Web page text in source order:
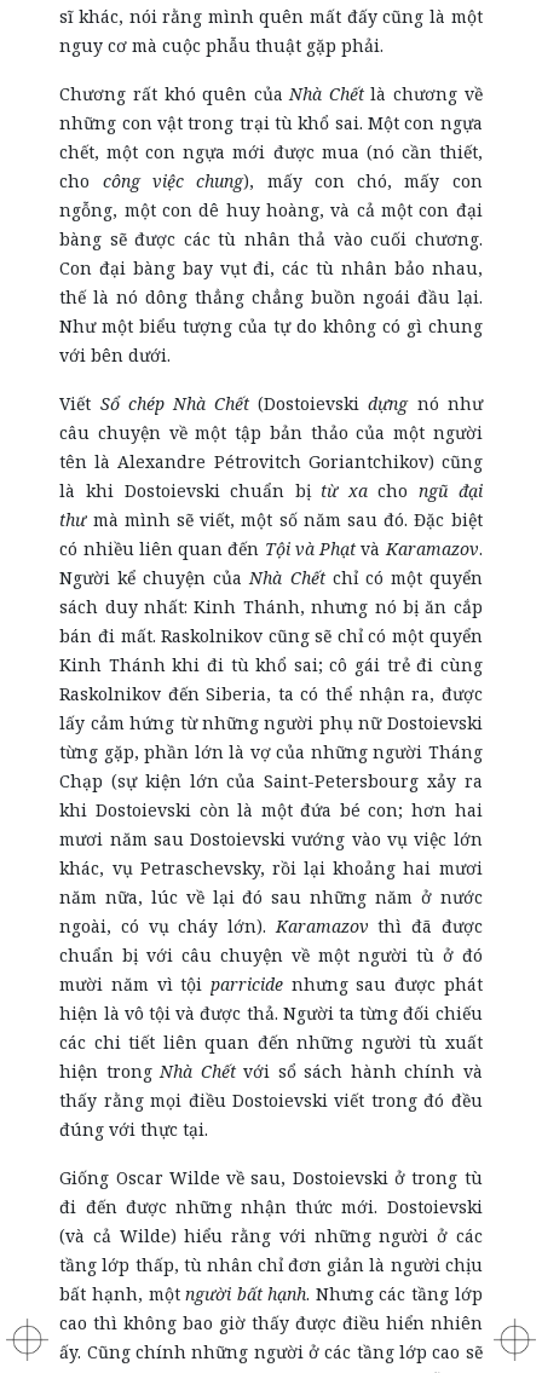
sĩ khác, nói rằng mình quên mất đấy cũng là một
nguy cơ mà cuộc phẫu thuật gặp phải.
Chương rất khó quên củaNhà Chếtlà chương về
những con vật trong trại tù khổ sai. Một con ngựa
chết, một con ngựa mới được mua (nó cần thiết,
cho công việc chung), mấy con chó, mấy con
ngỗng, một con dê huy hoàng, và cả một con đại
bàng sẽ được các tù nhân thả vào cuối chương.
Con đại bàng bay vụt đi, các tù nhân bảo nhau,
thế là nó dông thẳng chẳng buồn ngoái đầu lại.
Như một biểu tượng của tự do không có gì chung
với bên dưới.
Viết Sổ chép Nhà Chết (Dostoievskidựngnó như
câu chuyện về một tập bản thảo của một người
tên là Alexandre Pétrovitch Goriantchikov) cũng
là khi Dostoievski chuẩn bị từ xachongũ đại
thưmà mình sẽ viết, một số năm sau đó. Đặc biệt
có nhiều liên quan đến Tội và Phạt vàKaramazov.
Người kể chuyện củaNhà Chếtchỉ có một quyển
sách duy nhất: Kinh Thánh, nhưng nó bị ăn cắp
bán đi mất. Raskolnikov cũng sẽ chỉ có một quyển
Kinh Thánh khi đi tù khổ sai; cô gái trẻ đi cùng
Raskolnikov đến Siberia, ta có thể nhận ra, được
lấy cảm hứng từ những người phụ nữ Dostoievski
từng gặp, phần lớn là vợ của những người Tháng
Chạp (sự kiện lớn của Saint-Petersbourg xảy ra
khi Dostoievski còn là một đứa bé con; hơn hai
mươi năm sau Dostoievski vướng vào vụ việc lớn
khác, vụ Petraschevsky, rồi lại khoảng hai mươi
năm nữa, lúc về lại đó sau những năm ở nước
ngoài, có vụ cháy lớn).Karamazov thì đã được
chuẩn bị với câu chuyện về một người tù ở đó
mười năm vì tội parricide nhưng sau được phát
hiện là vô tội và được thả. Người ta từng đối chiếu
các chi tiết liên quan đến những người tù xuất
hiện trongNhà Chếtvới sổ sách hành chính và
thấy rằng mọi điều Dostoievski viết trong đó đều
đúng với thực tại.
Giống Oscar Wilde về sau, Dostoievski ở trong tù
đi đến được những nhận thức mới. Dostoievski
(và cả Wilde) hiểu rằng với những người ở các
tầng lớp thấp, tù nhân chỉ đơn giản là người chịu
bất hạnh, mộtngười bất hạnh. Nhưng các tầng lớp
cao thì không bao giờ thấy được điều hiển nhiên
ấy. Cũng chính những người ở các tầng lớp cao sẽ